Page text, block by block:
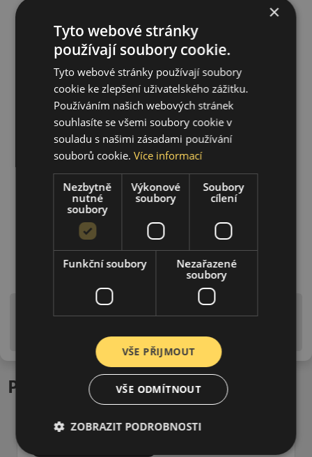
Upozornění! Hodnoty na štítku jsou pouze
is EU štítky ve smyslu dosud platné (předchozí) legislativy.
Podobné produkty
×
Tyto webové stránky
používají soubory cookie.
Tyto webové stránky používají soubory
cookie ke zlepšení uživatelského zážitku.
Používáním našich webových stránek
souhlasíte se všemi soubory cookie v
souladu s našimi zásadami používání
souborů cookie.Více informací
Nezbytně
nutné
soubory
Výkonové
soubory
Soubory
cílení
Funkční soubory
Nezařazené
soubory
VŠE PŘIJMOUT
VŠE ODMÍTNOUT
ZOBRAZIT PODROBNOSTI